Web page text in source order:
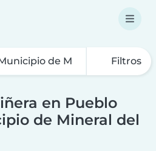
Filtros
en Pueblo
de Mineral del